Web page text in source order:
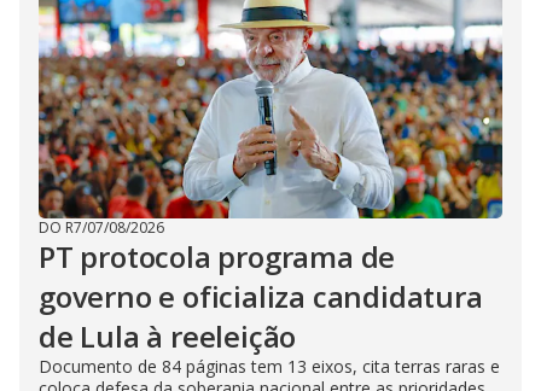
DO R7/07/08/2026
PT protocola programa de
governo e oficializa candidatura
de Lula à reeleição
Documento de 84 páginas tem 13 eixos, cita terras raras e